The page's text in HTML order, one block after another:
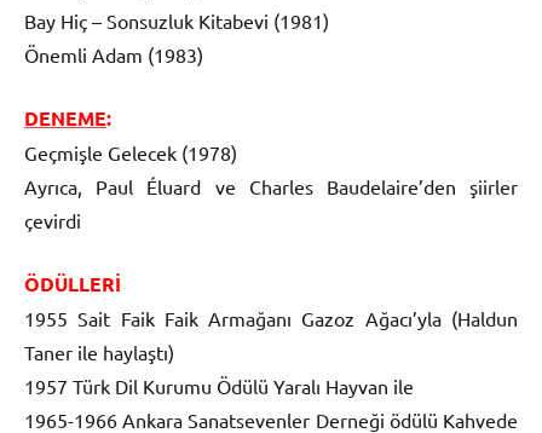
Bay Hiç – Sonsuzluk Kitabevi (1981)
Önemli Adam (1983)
DENEME:
Geçmişle Gelecek (1978)
Ayrıca, Paul Éluard ve Charles Baudelaire’den şiirler
çevirdi
ÖDÜLLERİ
1955 Sait Faik Faik Armağanı Gazoz Ağacı’yla (Haldun
Taner ile haylaştı)
1957 Türk Dil Kurumu Ödülü Yaralı Hayvan ile
1965-1966 Ankara Sanatsevenler Derneği ödülü Kahvede